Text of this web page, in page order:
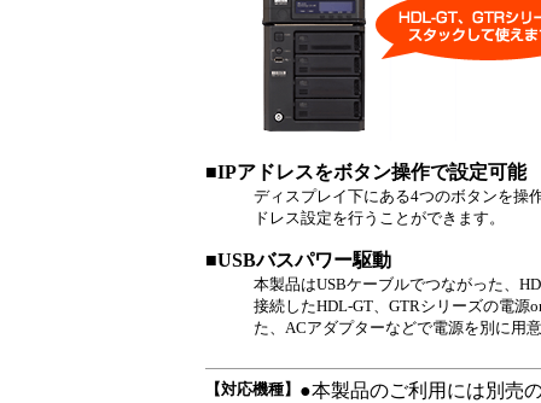
■IPアドレスをボタン操作で設定可能
ディスプレイ下にある4つのボタンを操
ドレス設定を行うことができます。
■USBバスパワー駆動
本製品はUSBケーブルでつながった、
接続したHDL-GT、GTRシリーズの電
た、ACアダプターなどで電源を別に用
【対応機種】 ●本製品のご利用には別売